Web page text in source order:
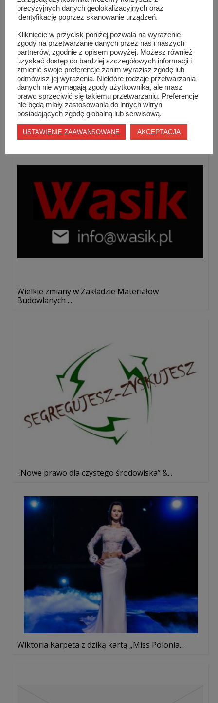
TAG LIST SZYDŁOWIECKI ORSZAK TRZECH KRÓLI
Podobne wpisy
Wielkie zmiany w Zakładzie Materiałów
Budowlanych ...
„Nowe prawo dla czystego środowiska” &...
Wiktoria Karpeta z dziką kartą „Miss Polonia...
precyzyjnych danych geolokalizacyjnych oraz
identyfikację poprzez skanowanie urządzeń.
Kliknięcie w przycisk poniżej pozwala na wyrażenie
zgody na przetwarzanie danych przez nas i naszych
partnerów, zgodnie z opisem powyżej. Możesz również
uzyskać dostęp do bardziej szczegółowych informacji i
zmienić swoje preferencje zanim wyrazisz zgodę lub
odmówisz jej wyrażenia. Niektóre rodzaje przetwarzania
danych nie wymagają zgody użytkownika, ale masz
prawo sprzeciwić się takiemu przetwarzaniu. Preferencje
nie będą miały zastosowania do innych witryn
posiadających zgodę globalną lub serwisową.
USTAWIENIE ZAAWANSOWANE AKCEPTACJA